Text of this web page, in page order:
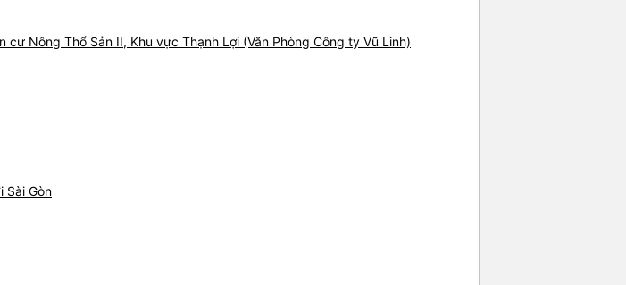
cư Nông Thổ Sản II, Khu vực Thạnh Lợi (Văn Phòng Công ty Vũ Linh)
Sài Gòn